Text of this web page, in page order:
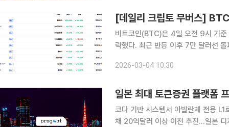
비트코인(BTC)은 4일 오전 9시 기
락했다. 최근 반등 이후 7만 달러선
2026-03-04 10:30
일본 최대 토큰증권 플랫폼
코다 기반 시스템서 아발란체 전용
채 20억달러 이상 이전 추진…일본 디